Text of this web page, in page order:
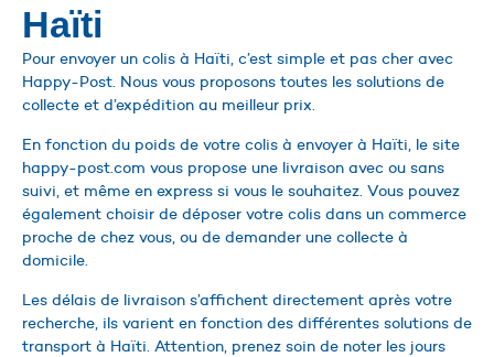
Haïti
Pour envoyer un colis à Haïti, c’est simple et pas cher avec
Happy-Post. Nous vous proposons toutes les solutions de
collecte et d’expédition au meilleur prix.
En fonction du poids de votre colis à envoyer à Haïti, le site
happy-post.com vous propose une livraison avec ou sans
suivi, et même en express si vous le souhaitez. Vous pouvez
également choisir de déposer votre colis dans un commerce
proche de chez vous, ou de demander une collecte à
domicile.
Les délais de livraison s’affichent directement après votre
recherche, ils varient en fonction des différentes solutions de
transport à Haïti. Attention, prenez soin de noter les jours